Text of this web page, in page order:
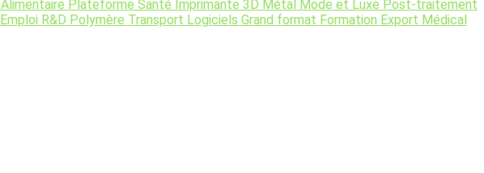
Alimentaire Plateforme Santé Imprimante 3D Métal Mode et Luxe Post-traitement
Emploi R&D Polymère Transport Logiciels Grand format Formation Export Médical